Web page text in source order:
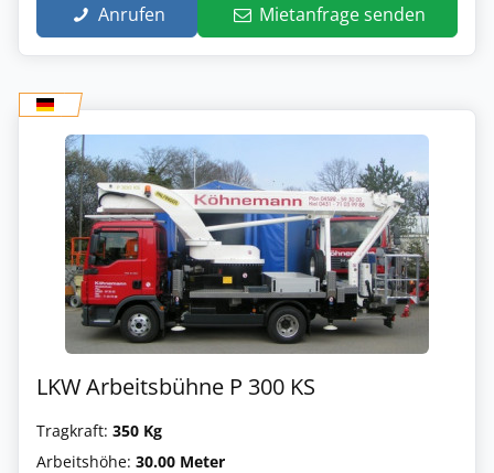
Anrufen Mietanfrage senden
LKW Arbeitsbühne P 300 KS
Tragkraft: 350 Kg
Arbeitshöhe: 30.00 Meter